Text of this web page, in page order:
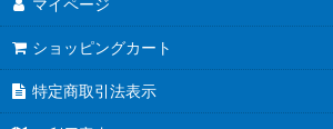
マイページ
ショッピングカート
特定商取引法表示